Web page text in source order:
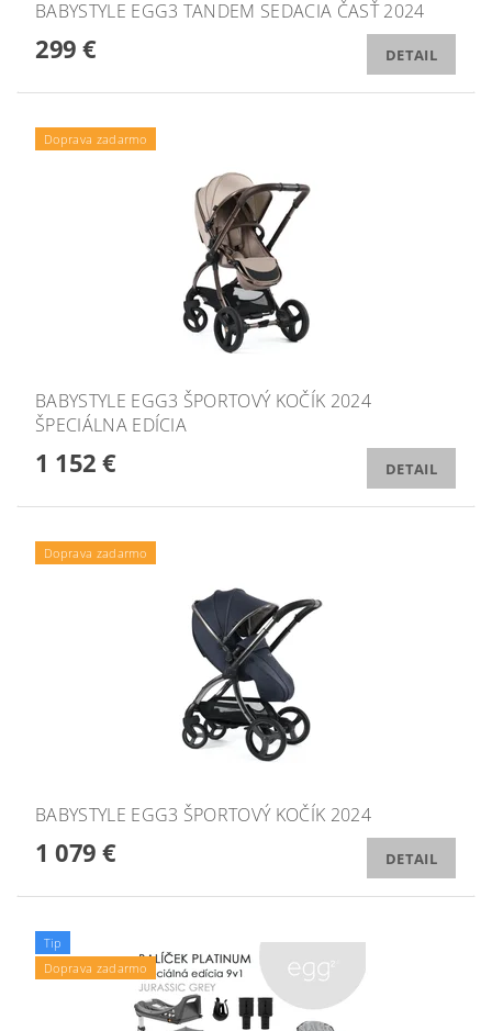
BABYSTYLE EGG3 TANDEM SEDACIA ČASŤ 2024
299 € DETAIL
Doprava zadarmo
BABYSTYLE EGG3 ŠPORTOVÝ KOČÍK 2024
ŠPECIÁLNA EDÍCIA
1 152 € DETAIL
Doprava zadarmo
BABYSTYLE EGG3 ŠPORTOVÝ KOČÍK 2024
1 079 € DETAIL
Tip
Doprava zadarmo